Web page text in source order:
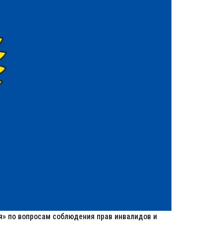
по вопросам соблюдения прав инвалидов и